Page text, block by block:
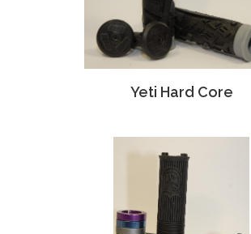
Yeti Hard Core